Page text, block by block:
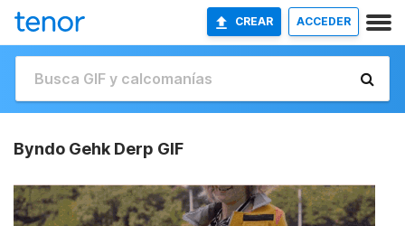
CREAR ACCEDER
Byndo Gehk Derp GIF